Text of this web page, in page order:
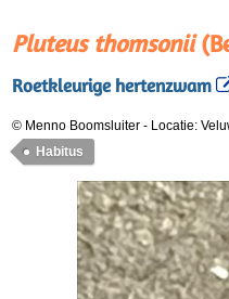
Pluteus thomsonii
Roetkleurige hertenzwam
© Menno Boomsluiter - Locatie:
Habitus